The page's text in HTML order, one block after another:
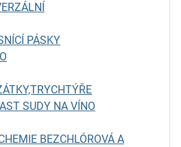
PÁSKY
SUDY NA VÍNO
BEZCHLÓROVÁ A